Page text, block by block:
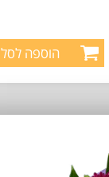
הוספה לסל